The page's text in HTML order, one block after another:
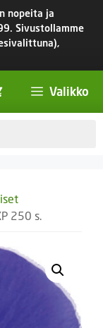
nopeita ja
Sivustollamme
Valikko
250 s.